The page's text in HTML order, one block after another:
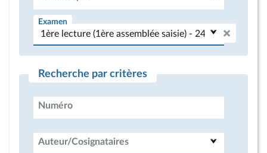
Examen
Recherche par critères
Numéro
Auteur/Cosignataires